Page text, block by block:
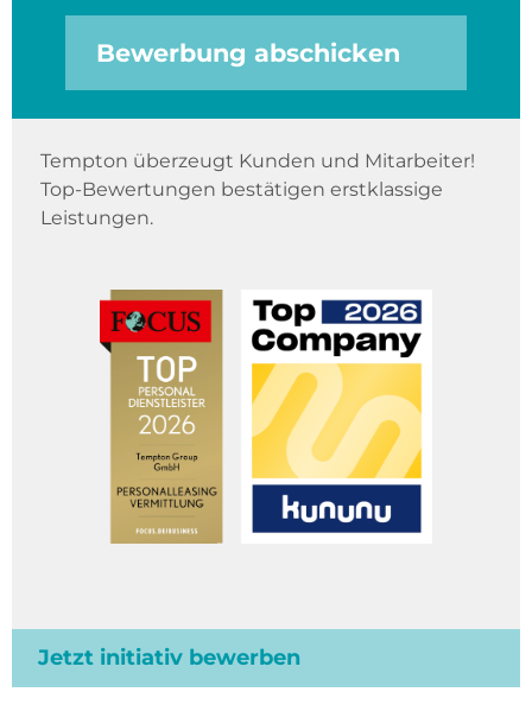
Bewerbung abschicken
Tempton überzeugt Kunden und Mitarbeiter!
Top-Bewertungen bestätigen erstklassige
Leistungen.
Jetzt initiativ bewerben